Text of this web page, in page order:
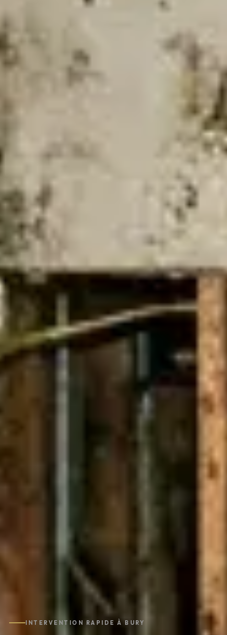
INTERVENTION RAPIDE À BURY